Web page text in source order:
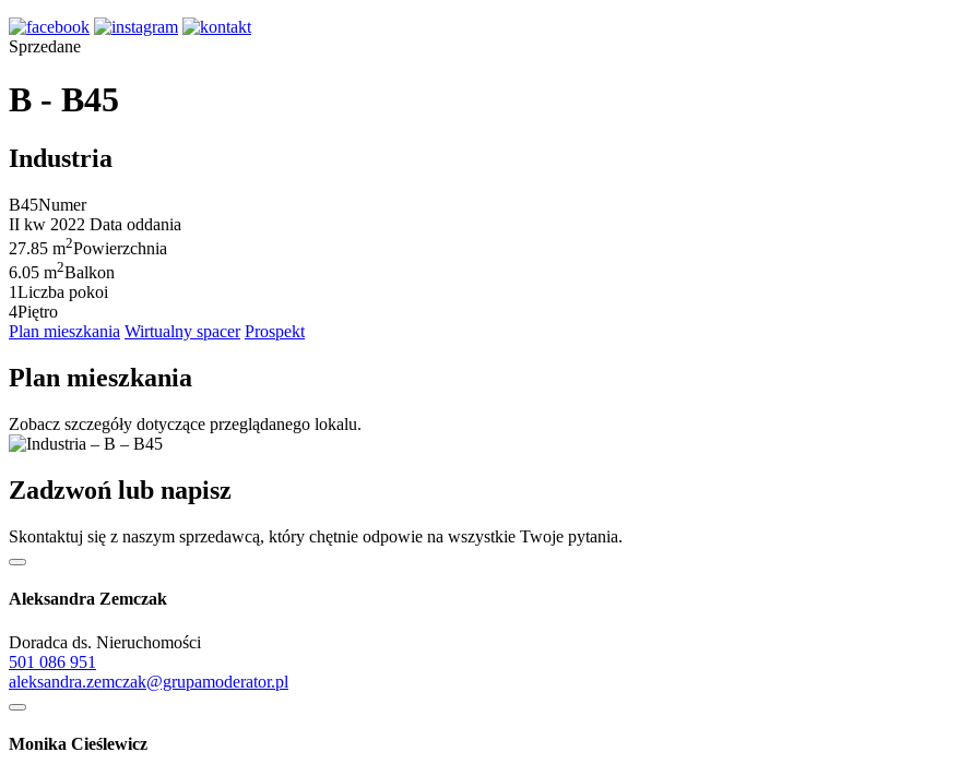
Sprzedane
B - B45
Industria
B45Numer
II kw 2022 Data oddania
27.85 m2Powierzchnia
6.05 m2Balkon
1Liczba pokoi
4Piętro
Plan mieszkania Wirtualny spacer Prospekt
Plan mieszkania
Zobacz szczegóły dotyczące przeglądanego lokalu.
Zadzwoń lub napisz
Skontaktuj się z naszym sprzedawcą, który chętnie odpowie na wszystkie Twoje pytania.
Aleksandra Zemczak
Doradca ds. Nieruchomości
501 086 951
aleksandra.zemczak@grupamoderator.pl
Monika Cieślewicz